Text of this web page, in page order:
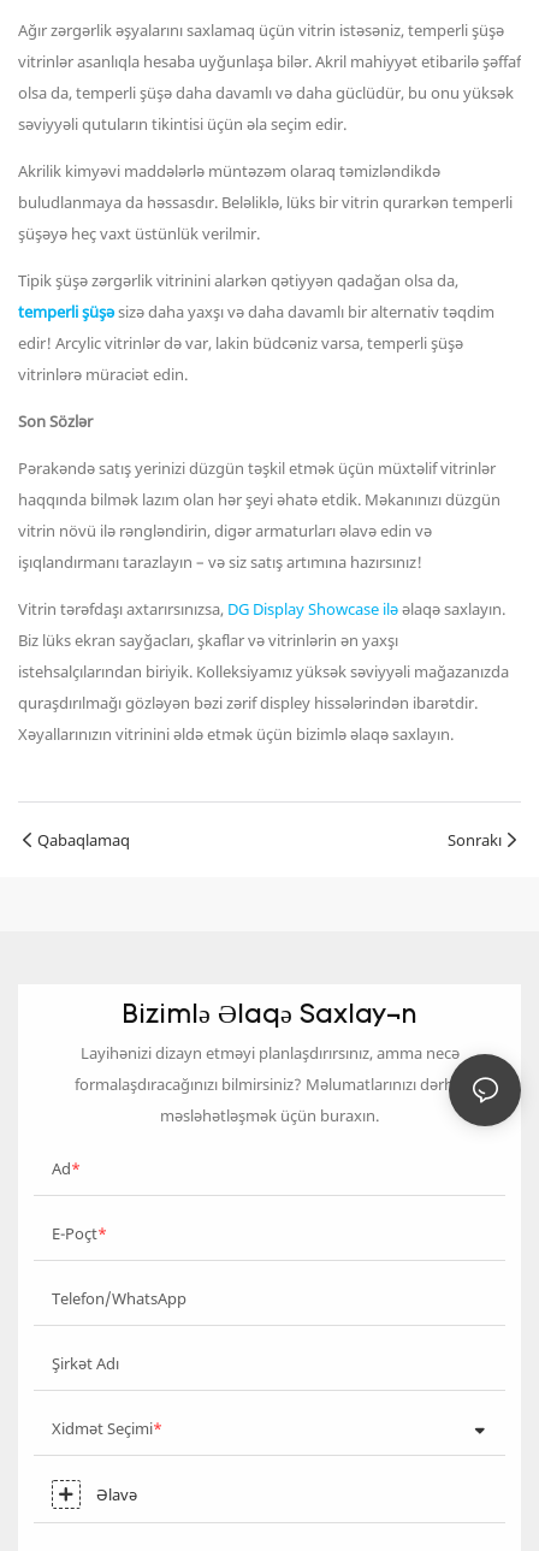
Ağır zərgərlik əşyalarını saxlamaq üçün vitrin istəsəniz, temperli şüşə
vitrinlər asanlıqla hesaba uyğunlaşa bilər. Akril mahiyyət etibarilə şəffaf
olsa da, temperli şüşə daha davamlı və daha güclüdür, bu onu yüksək
səviyyəli qutuların tikintisi üçün əla seçim edir.
Akrilik kimyəvi maddələrlə müntəzəm olaraq təmizləndikdə
buludlanmaya da həssasdır. Beləliklə, lüks bir vitrin qurarkən temperli
şüşəyə heç vaxt üstünlük verilmir.
Tipik şüşə zərgərlik vitrinini alarkən qətiyyən qadağan olsa da,
temperli şüşəsizə daha yaxşı və daha davamlı bir alternativ təqdim
edir! Arcylic vitrinlər də var, lakin büdcəniz varsa, temperli şüşə
vitrinlərə müraciət edin.
Son Sözlər
Pərakəndə satış yerinizi düzgün təşkil etmək üçün müxtəlif vitrinlər
haqqında bilmək lazım olan hər şeyi əhatə etdik. Məkanınızı düzgün
vitrin növü ilə rəngləndirin, digər armaturları əlavə edin və
işıqlandırmanı tarazlayın – və siz satış artımına hazırsınız!
Vitrin tərəfdaşı axtarırsınızsa, DG Display Showcase iləəlaqə saxlayın.
Biz lüks ekran sayğacları, şkaflar və vitrinlərin ən yaxşı
istehsalçılarından biriyik. Kolleksiyamız yüksək səviyyəli mağazanızda
quraşdırılmağı gözləyən bəzi zərif displey hissələrindən ibarətdir.
Xəyallarınızın vitrinini əldə etmək üçün bizimlə əlaqə saxlayın.
Qabaqlamaq Sonrakı
Bizimlə Əlaqə Saxlayın
Layihənizi dizayn etməyi planlaşdırırsınız, amma necə
formalaşdıracağınızı bilmirsiniz? Məlumatlarınızı dərhal
məsləhətləşmək üçün buraxın.
Ad
E-Poçt
Telefon/WhatsApp
Şirkət Adı
Xidmət Seçimi
Əlavə